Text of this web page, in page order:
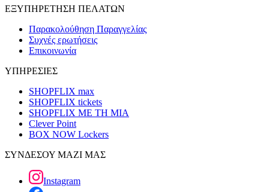
ΕΞΥΠΗΡΕΤΗΣΗ ΠΕΛΑΤΩΝ
Παρακολούθηση Παραγγελίας
Συχνές ερωτήσεις
Επικοινωνία
ΥΠΗΡΕΣΙΕΣ
SHOPFLIX max
SHOPFLIX tickets
SHOPFLIX ΜΕ ΤΗ ΜΙΑ
Clever Point
BOX NOW Lockers
ΣΥΝΔΕΣΟΥ ΜΑΖΙ ΜΑΣ
Instagram